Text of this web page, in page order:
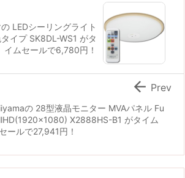
LEDシーリングライト
イプ SK8DL-WS1 がタ
イムセールで6,780円！
iiyamaの 28型液晶モニター MVAパネル Fu
llHD(1920x1080) X2888HS-B1 がタイム
セールで27,941円！
 Prev